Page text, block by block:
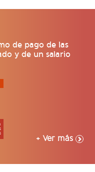
de pago de las
y de un salario
+ Ver más